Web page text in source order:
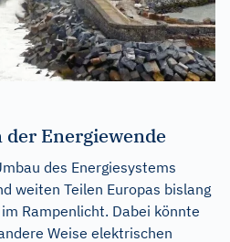
der Energiewende
des Energiesystems
weiten Teilen Europas bislang
Rampenlicht. Dabei könnte
Weise elektrischen